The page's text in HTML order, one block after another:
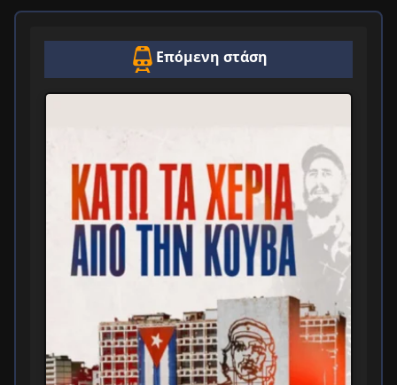
Επόμενη στάση